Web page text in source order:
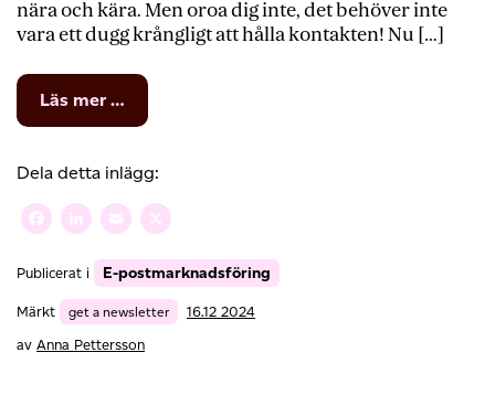
nära och kära. Men oroa dig inte, det behöver inte
vara ett dugg krångligt att hålla kontakten! Nu […]
Läs mer …
Skicka
via
e-
post
med
nyhetsbrevsverktyg
Dela detta inlägg:
Facebook
LinkedIn
Email
Publicerat i E-postmarknadsföring
Märkt get a newsletter
16.12 2024
av Anna Pettersson